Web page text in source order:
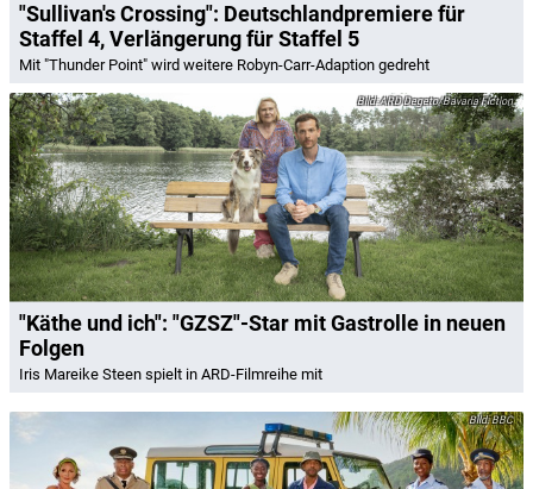
"Sullivan's Crossing": Deutschlandpremiere für
Staffel 4, Verlängerung für Staffel 5
Mit "Thunder Point" wird weitere Robyn-Carr-Adaption gedreht
ARD Degeto/Bavaria Fiction
"Käthe und ich": "GZSZ"-Star mit Gastrolle in neuen
Folgen
Iris Mareike Steen spielt in ARD-Filmreihe mit
BBC